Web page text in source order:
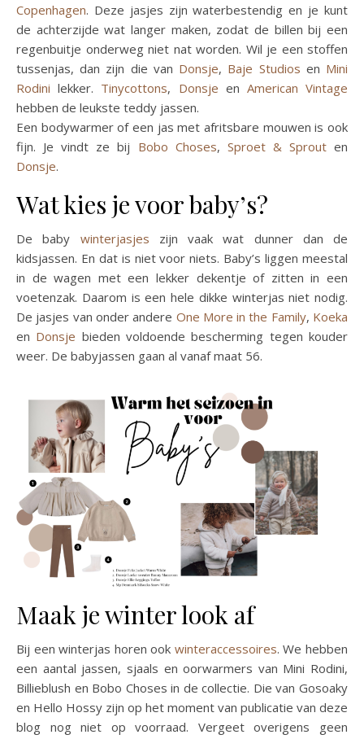
Copenhagen. Deze jasjes zijn waterbestendig en je kunt
de achterzijde wat langer maken, zodat de billen bij een
regenbuitje onderweg niet nat worden. Wil je een stoffen
tussenjas, dan zijn die van Donsje, Baje Studios en Mini
Rodini lekker. Tinycottons, Donsje en American Vintage
hebben de leukste teddy jassen.
Een bodywarmer of een jas met afritsbare mouwen is ook
fijn. Je vindt ze bij Bobo Choses, Sproet & Sprouten
Donsje.
Wat kies je voor baby’s?
De baby winterjasjes zijn vaak wat dunner dan de
kidsjassen. En dat is niet voor niets. Baby’s liggen meestal
in de wagen met een lekker dekentje of zitten in een
voetenzak. Daarom is een hele dikke winterjas niet nodig.
De jasjes van onder andere One More in the Family, Koeka
en Donsje bieden voldoende bescherming tegen kouder
weer. De babyjassen gaan al vanaf maat 56.
Maak je winter look af
Bij een winterjas horen ook winteraccessoires. We hebben
een aantal jassen, sjaals en oorwarmers van Mini Rodini,
Billieblush en Bobo Choses in de collectie. Die van Gosoaky
en Hello Hossy zijn op het moment van publicatie van deze
blog nog niet op voorraad. Vergeet overigens geen